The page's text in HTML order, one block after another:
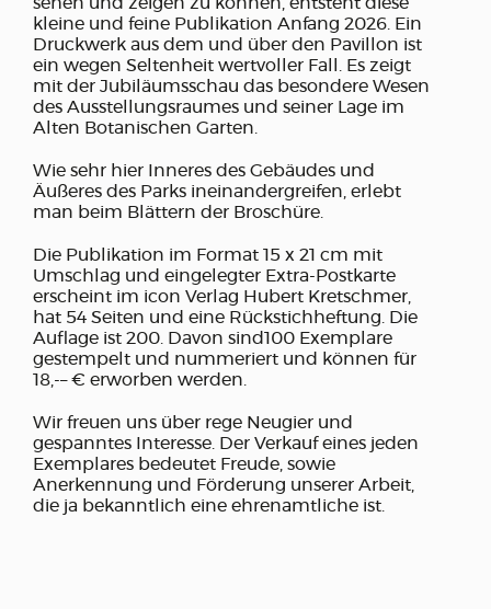
kleine und feine Publikation Anfang 2026. Ein
Druckwerk aus dem und über den Pavillon ist
ein wegen Seltenheit wertvoller Fall. Es zeigt
mit der Jubiläumsschau das besondere Wesen
des Ausstellungsraumes und seiner Lage im
Alten Botanischen Garten.
Wie sehr hier Inneres des Gebäudes und
Äußeres des Parks ineinandergreifen, erlebt
man beim Blättern der Broschüre.
Die Publikation im Format 15 x 21 cm mit
Umschlag und eingelegter Extra-Postkarte
erscheint im icon Verlag Hubert Kretschmer,
hat 54 Seiten und eine Rückstichheftung. Die
Auflage ist 200. Davon sind100 Exemplare
gestempelt und nummeriert und können für
18,-– € erworben werden.
Wir freuen uns über rege Neugier und
gespanntes Interesse. Der Verkauf eines jeden
Exemplares bedeutet Freude, sowie
Anerkennung und Förderung unserer Arbeit,
die ja bekanntlich eine ehrenamtliche ist.